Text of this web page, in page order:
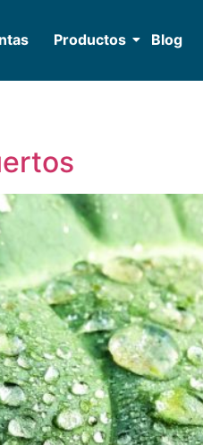
Productos Blog